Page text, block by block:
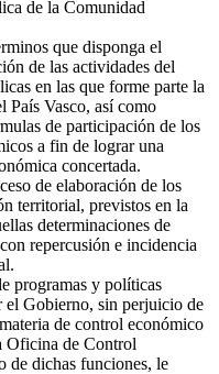
de la Comunidad
que disponga el
de las actividades del
en las que forme parte la
País Vasco, así como
de participación de los
a fin de lograr una
concertada.
de elaboración de los
territorial, previstos en la
determinaciones de
repercusión e incidencia
programas y políticas
el Gobierno, sin perjuicio de
de control económico
Oficina de Control
de dichas funciones, le